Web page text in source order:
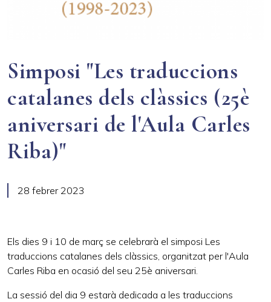
Simposi "Les traduccions
catalanes dels clàssics (25è
aniversari de l'Aula Carles
Riba)"
28 febrer 2023
Els dies 9 i 10 de març se celebrarà el simposi Les
traduccions catalanes dels clàssics, organitzat per l'Aula
Carles Riba en ocasió del seu 25è aniversari.
La sessió del dia 9 estarà dedicada a les traduccions